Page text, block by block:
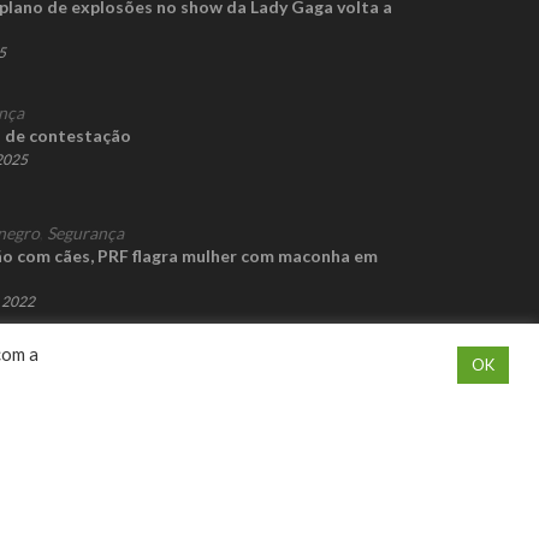
de explosões no show da Lady Gaga volta a
de contestação
Segurança
com cães, PRF flagra mulher com maconha em
2022
a
OK